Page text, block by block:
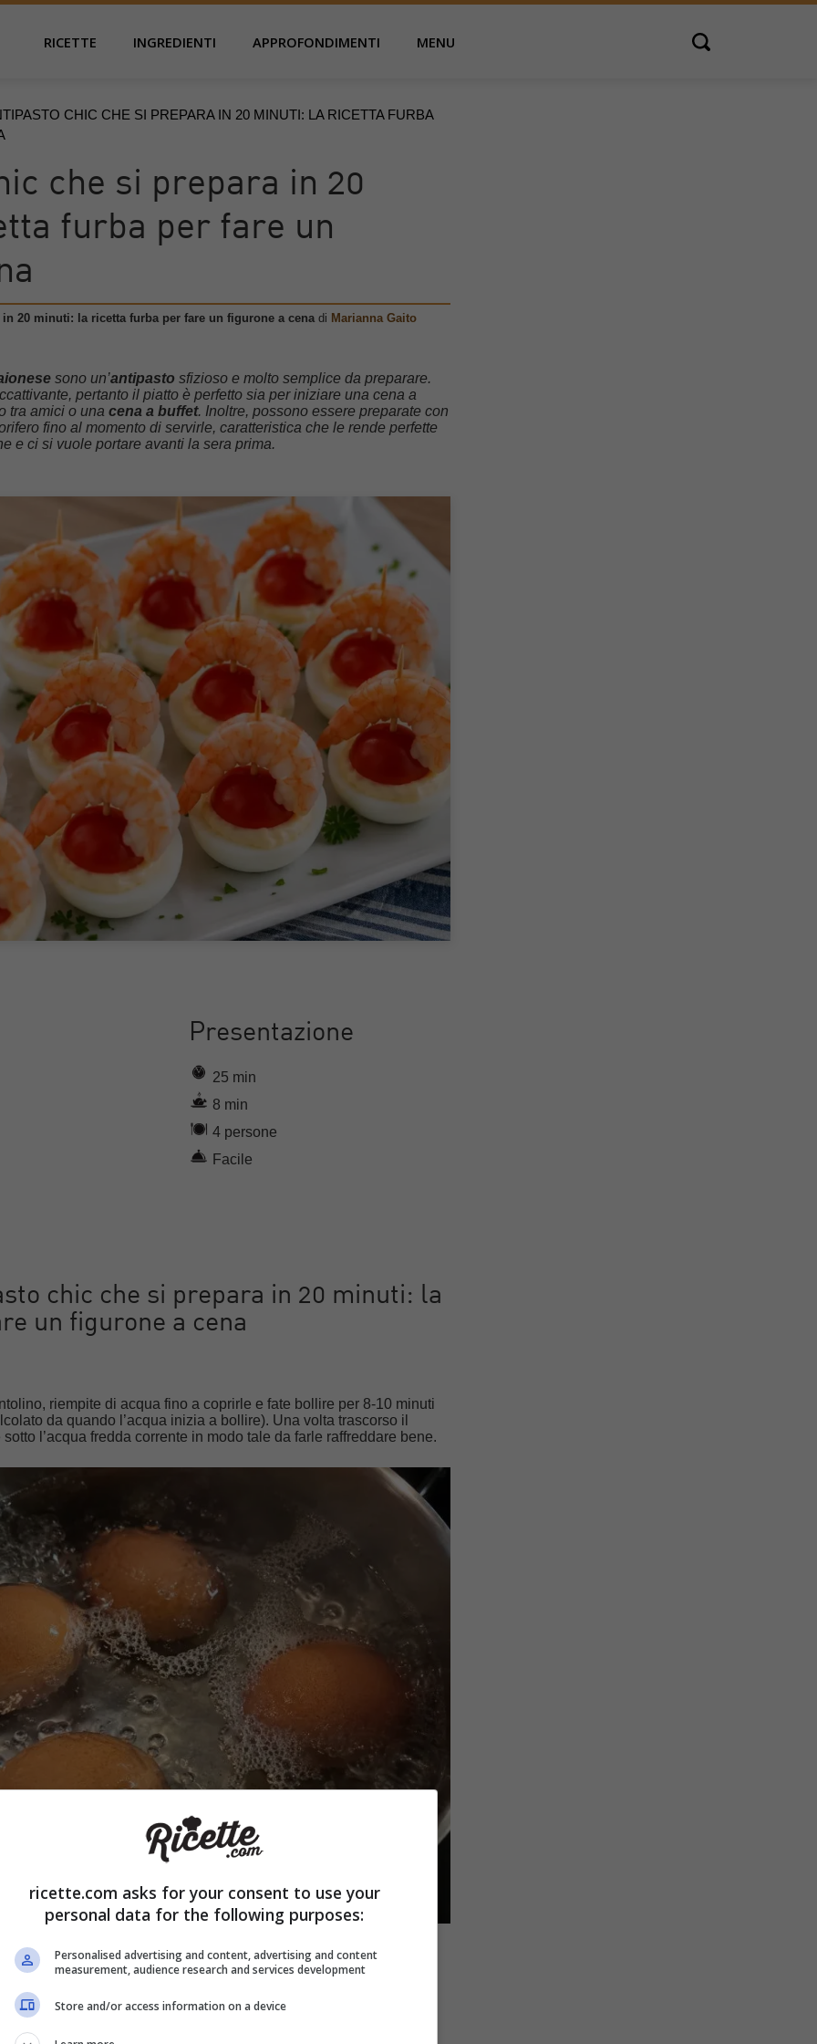
RICETTE INGREDIENTI APPROFONDIMENTI MENU Open search
CHIC CHE SI PREPARA IN 20 MINUTI: LA RICETTA FURBA
che si prepara in 20
furba per fare un
20 minuti: la ricetta furba per fare un figurone a cena di Marianna Gaito
sono un’antipasto sfizioso e molto semplice da preparare.
pertanto il piatto è perfetto sia per iniziare una cena a
tra amici o una cena a buffet. Inoltre, possono essere preparate con
fino al momento di servirle, caratteristica che le rende perfette
e ci si vuole portare avanti la sera prima.
Presentazione
25 min
8 min
4 persone
Facile
chic che si prepara in 20 minuti: la
un figurone a cena
riempite di acqua fino a coprirle e fate bollire per 8-10 minuti
da quando l’acqua inizia a bollire). Una volta trascorso il
l’acqua fredda corrente in modo tale da farle raffreddare bene.
ricette.com asks for your consent to use your
personal data for the following purposes:
Personalised advertising and content, advertising and content
measurement, audience research and services development
Store and/or access information on a device